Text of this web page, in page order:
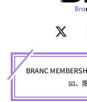
BRANC
📧、